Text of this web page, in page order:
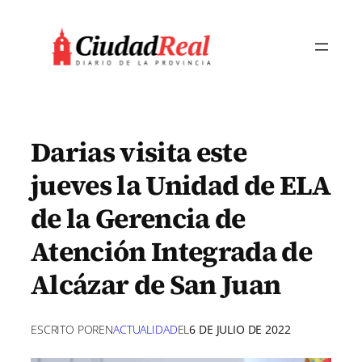
contenido
Darias visita este
jueves la Unidad de ELA
de la Gerencia de
Atención Integrada de
Alcázar de San Juan
ESCRITO PORENACTUALIDADEL6 DE JULIO DE 2022